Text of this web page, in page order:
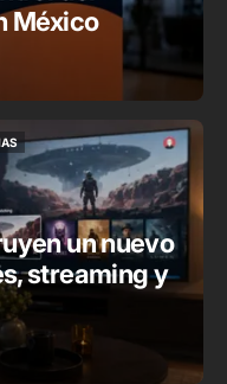
México
un nuevo
streaming y